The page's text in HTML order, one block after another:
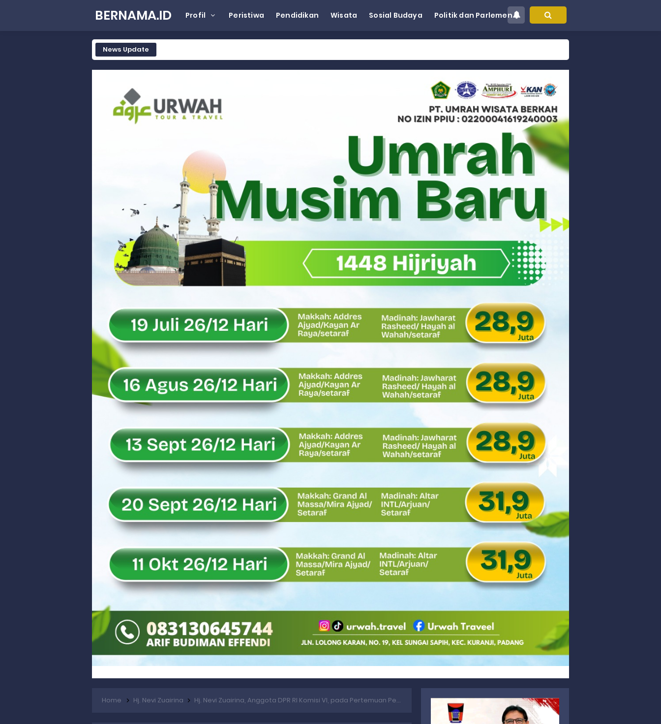
BERNAMA.ID Profil Peristiwa Pendidikan Wisata Sosial Budaya Politik dan Parlemen
News Update
Rahmat Saleh Komitmen Penguatan Kapasitas Dai dan Akademisi
Rahmat Saleh Resmikan Hunian Tetap KARTA untuk Korban Banjir Bandang di Sumbar
Wakili Gubernur Sumbar, Kabiro Kesra Hadiri dan Berikan Arahan pada MTQ Nasional ke-50 Tingkat Kec. Sungai Limau
RELIS KEJAKSAAN TINGGI SUMATERA BARAT
RELIS KEJAKSAAN TINGGI SUMATERA BARAT
RELIS KEJAKSAAN TINGGI SUMATERA BARAT
Peringati Hari Koperasi ke-79, Wagub Sumbar Dorong Koperasi Jadi Motor Penggerak Ekonomi Rakyat
Dilantik sebagai Ketua Umum Gema Keadilan, Rahmat Saleh Ajak Anak Muda Jadi Pemimpin Bangsa
Bangunan Liar di Atas Aset PT KAI Diduga Dibiarkan, Publik Pertanyakan Ketegasan Penegakan Hukum
Soal Isu Kejati Sumatera Barat Jemput Mahasiswa Paska Demo, Ini Bantahan Asintel Kejati Sumbar
Danrem 032/Wbr: Jadikan Pengabdian sebagai Ibadah kepada Tuhan Yang Maha Esa
Ini Penjelasan Kejaksaan Tinggi Sumatera Barat tentang Kasus Jembatan Sikabu Padang Pariaman
Rahmat Saleh Ingatkan Agrinas soal Defisit Operasional dan Pendapatan
Danrem 032/Wbr Kunjungi Kodim 0311/Pesisir Selatan, Apresiasi Dedikasi Prajurit Dukung Pembangunan Nasional
Sita Uang Tunai Rp 3 M terkait Kasus Dermaga Labuhan Bajau di Mentawai, Ini Penjelasan Tim Penyidik Kejaksaan Tinggi Sumbar
Rahmat Saleh Sebut Langkah Dony Oskaria Audit 750 BUMN Momentum Perbaikan Tata Kelola
Rahmat Saleh Puji Kinerja Dony Oskaria, Laba BUMN Meningkat dan Transformasi Berjalan Tanpa PHK Massal
DANREM 032/WIRABRAJA RESMIKAN JEMBATAN BAILEY DI NAGARI SALAREH AIA TIMUR, WUJUD NYATA KEPEDULIAN TNI UNTUK MASYARAKAT
Dialog Inspiratif di Agam, Legislator Nevi Zuairina Sampaikan Hal Ini
Danpusterad Resmi Tutup Program Bakti TNI AD Untuk Rakyat di Kabupaten Kepulauan Mentawai
Rahmat Saleh Nilai Penataan BUMN Perlu, Asalkan Layanan Publik Tetap Terjaga
Saturday, 8 August
Home Hj. Nevi Zuairina Hj. Nevi Zuairina, Anggota DPR RI Komisi VI, pada Pertemuan Perantau/Diaspora Minang dan Bundo Kanduang Sedunia Membawa Semangat Kolaborasi Antar-Negara